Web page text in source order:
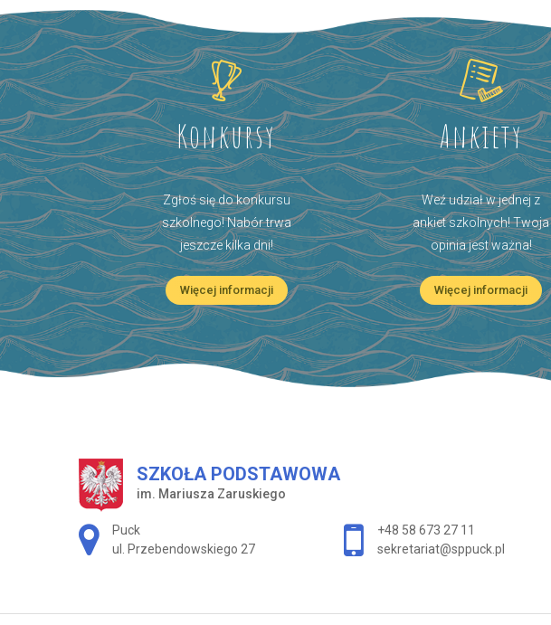
Konkursy
Zgłoś się do konkursu
szkolnego! Nabór trwa
jeszcze kilka dni!
Więcej informacji
Ankiety
Weź udział w jednej z
ankiet szkolnych! Twoja
opinia jest ważna!
Więcej informacji
SZKOŁA PODSTAWOWA
im. Mariusza Zaruskiego
Adres pocztowy:
Puck
ul. Przebendowskiego 27
+48 58 673 27 11
sekretariat@sppuck.pl